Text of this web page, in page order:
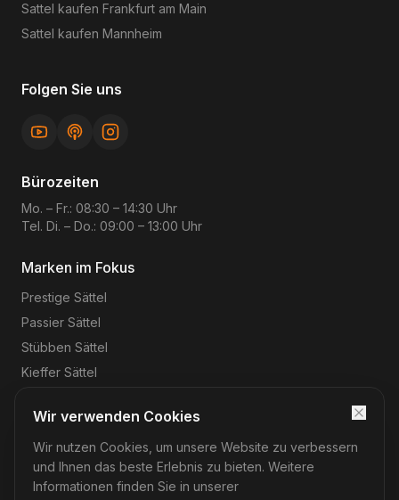
Sattel kaufen Frankfurt am Main
Sattel kaufen Mannheim
Folgen Sie uns
Bürozeiten
Mo. – Fr.: 08:30 – 14:30 Uhr
Tel. Di. – Do.: 09:00 – 13:00 Uhr
Marken im Fokus
Prestige Sättel
Passier Sättel
Stübben Sättel
Kieffer Sättel
©2026 Reitsport-Rheinmain – Magnus Wehrheim. Alle
Rechte vorbehalten.
Impressum DatenschutzAGB
Wir verwenden Cookies
Wir nutzen Cookies, um unsere Website zu verbessern
und Ihnen das beste Erlebnis zu bieten. Weitere
Informationen finden Sie in unserer